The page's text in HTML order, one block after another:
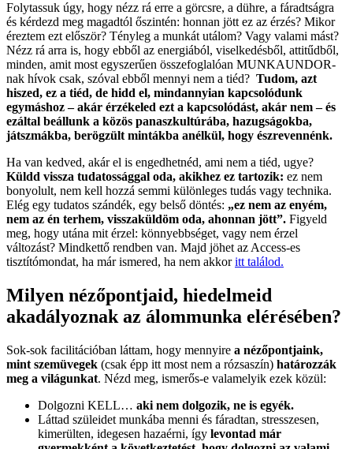
Folytassuk úgy, hogy nézz rá erre a görcsre, a dühre, a fáradtságra
és kérdezd meg magadtól őszintén: honnan jött ez az érzés? Mikor
éreztem ezt először? Tényleg a munkát utálom? Vagy valami mást?
Nézz rá arra is, hogy ebből az energiából, viselkedésből, attitűdből,
minden, amit most egyszerűen összefoglalóan MUNKAUNDOR-
nak hívok csak, szóval ebből mennyi nem a tiéd? Tudom, azt
hiszed, ez a tiéd, de hidd el, mindannyian kapcsolódunk
egymáshoz – akár érzékeled ezt a kapcsolódást, akár nem – és
ezáltal beállunk a közös panaszkultúrába, hazugságokba,
játszmákba, berögzült mintákba anélkül, hogy észrevennénk.
Ha van kedved, akár el is engedhetnéd, ami nem a tiéd, ugye?
Küldd vissza tudatossággal oda, akikhez ez tartozik: ez nem
bonyolult, nem kell hozzá semmi különleges tudás vagy technika.
Elég egy tudatos szándék, egy belső döntés: „ez nem az enyém,
nem az én terhem, visszaküldöm oda, ahonnan jött”. Figyeld
meg, hogy utána mit érzel: könnyebbséget, vagy nem érzel
változást? Mindkettő rendben van. Majd jöhet az Access-es
tisztítómondat, ha már ismered, ha nem akkoritt találod.
Milyen nézőpontjaid, hiedelmeid
akadályoznak az álommunka elérésében?
Sok-sok facilitációban láttam, hogy mennyire a nézőpontjaink,
mint szemüvegek (csak épp itt most nem a rózsaszín) határozzák
meg a világunkat. Nézd meg, ismerős-e valamelyik ezek közül:
Dolgozni KELL… aki nem dolgozik, ne is egyék.
Láttad szüleidet munkába menni és fáradtan, stresszesen,
kimerülten, idegesen hazaérni, így levontad már